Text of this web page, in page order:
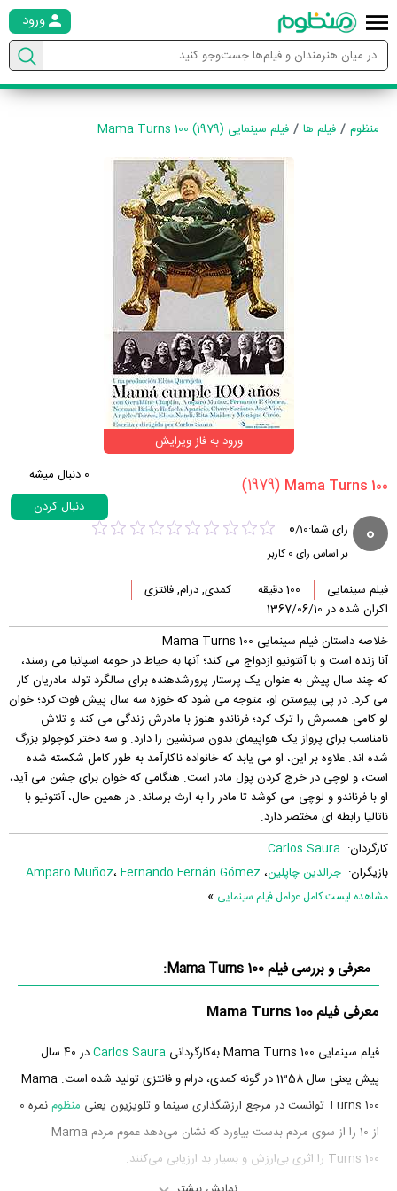
ورود
منظوم فیلم ها فیلم سینمایی Mama Turns 100 (1979)
ورود به فاز ویرایش
(1979)
0 دنبال میشه
دنبال کردن
0 رای شما: 0/10
بر اساس رای 0کاربر
فیلم سینمایی 100 دقیقه
کمدی, درام, فانتزی
اکران شده در 1367/06/10
خلاصه داستان فیلم سینمایی Mama Turns 100
آنا زنده است و با آنتونیو ازدواج می کند؛ آنها به حیاط در حومه اسپانیا می رسند،
که چند سال پیش به عنوان یک پرستار پرورشدهنده برای سالگرد تولد مادریان کار
می کرد. در پی پیوستن او، متوجه می شود که خوزه سه سال پیش فوت کرد؛ خوان
لو کامی همسرش را ترک کرد؛ فرناندو هنوز با مادرش زندگی می کند و تلاش
نامناسب برای پرواز یک هواپیمای بدون سرنشین را دارد. و سه دختر کوچولو بزرگ
شده اند. علاوه بر این، او می یابد که خانواده ناکارآمد به طور کامل شکسته شده
است، و لوچی در خرج کردن پول مادر است. هنگامی که خوان برای جشن می آید،
او با فرناندو و لوچی می کوشد تا مادر را به ارث برساند. در همین حال، آنتونیو با
ناتالیا رابطه ای مختصر دارد.
کارگردان: Carlos Saura
بازیگران: جرالدین چاپلین، Amparo Muñoz، Fernando Fernán Gómez
مشاهده لیست کامل عوامل فیلم سینمایی »
معرفی و بررسی فیلم Mama Turns 100:
معرفی فیلم Mama Turns 100
فیلم سینمایی Mama Turns 100 به‌کارگردانی Carlos Saura
در 40 سال
پیش یعنی سال 1358 در گونه کمدی، درام و فانتزی تولید شده است. Mama
Turns 100 توانست در مرجع ارزشگذاری سینما و تلویزیون یعنی
منظوم
نمره 0
از 10 را از سوی مردم بدست بیاورد که نشان می‌دهد عموم مردم Mama
Turns 100 را اثری بی‌ارزش و بسیار بد ارزیابی می‌کنند.